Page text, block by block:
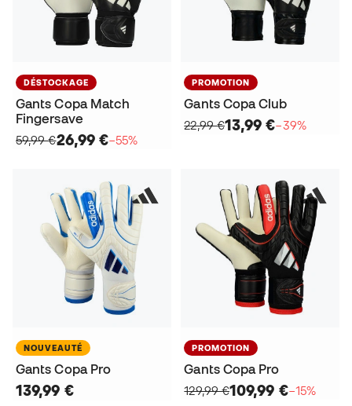
DÉSTOCKAGE
Gants Copa Match
Fingersave
59,99 €26,99 €−55%
PROMOTION
Gants Copa Club
22,99 €13,99 €−39%
NOUVEAUTÉ
Gants Copa Pro
139,99 €
PROMOTION
Gants Copa Pro
129,99 €109,99 €−15%